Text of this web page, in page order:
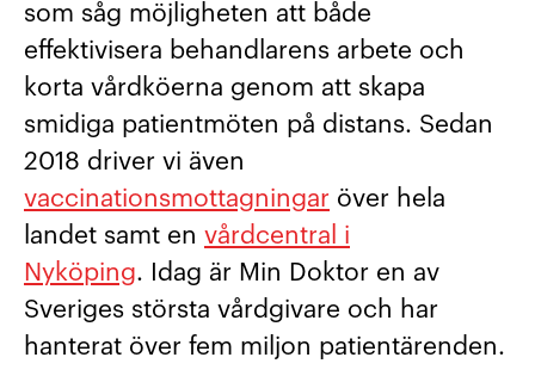
som såg möjligheten att både
effektivisera behandlarens arbete och
korta vårdköerna genom att skapa
smidiga patientmöten på distans. Sedan
2018 driver vi även
vaccinationsmottagningar över hela
landet samt en vårdcentral i
Nyköping. Idag är Min Doktor en av
Sveriges största vårdgivare och har
hanterat över fem miljon patientärenden.